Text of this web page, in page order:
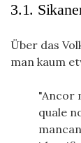
3.1.
Über das
man kaum
"Ancor
quale